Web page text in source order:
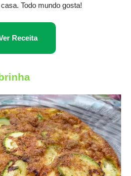
Todo mundo gosta!
Receita